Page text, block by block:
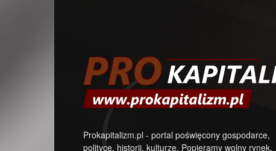
Prokapitalizm.pl - portal poświęcony gospodarce,
polityce, historii, kulturze. Popieramy wolny rynek,